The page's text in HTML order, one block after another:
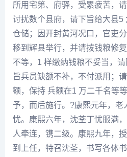
所用宅第、府驿，受累疲苦，
讨扰数个县府，请下旨给大县5
仓储；因开封黄河况口，官吏
移到辉县举行，并请拨钱粮修
不等，1 样缴纳钱粮不妥当，
旨兵员缺额不补，不付派用；
额，保持 兵额在1 万二千名等
予，而后施行。?康熙元年，老
忧。康熙六年，沈荃丁忧服满
人牵连，镌二级。康熙九年，
到上任，特召沈荃，书写各体